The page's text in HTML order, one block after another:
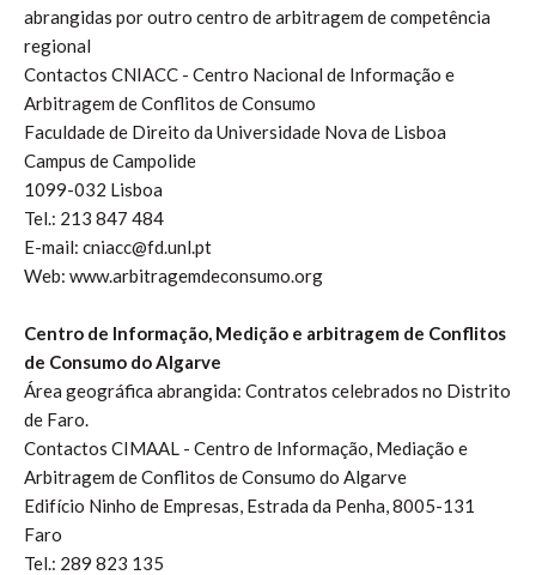
abrangidas por outro centro de arbitragem de competência
regional
Contactos CNIACC - Centro Nacional de Informação e
Arbitragem de Conflitos de Consumo
Faculdade de Direito da Universidade Nova de Lisboa
Campus de Campolide
1099-032 Lisboa
Tel.: 213 847 484
E-mail: cniacc@fd.unl.pt
Web: www.arbitragemdeconsumo.org
Centro de Informação, Medição e arbitragem de Conflitos
de Consumo do Algarve
Área geográfica abrangida: Contratos celebrados no Distrito
de Faro.
Contactos CIMAAL - Centro de Informação, Mediação e
Arbitragem de Conflitos de Consumo do Algarve
Edifício Ninho de Empresas, Estrada da Penha, 8005-131
Faro
Tel.: 289 823 135